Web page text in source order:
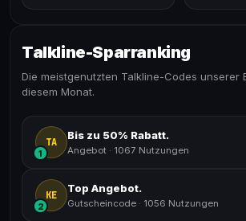
Talkline-Sparranking
Die meistgenutzten Talkline-Codes unserer
diesem Monat.
TA
1
Bis zu 50% Rabatt.
Angebot · 1067 Nutzungen
KE
2
Top Angebot.
Gutscheincode · 1056 Nutzungen